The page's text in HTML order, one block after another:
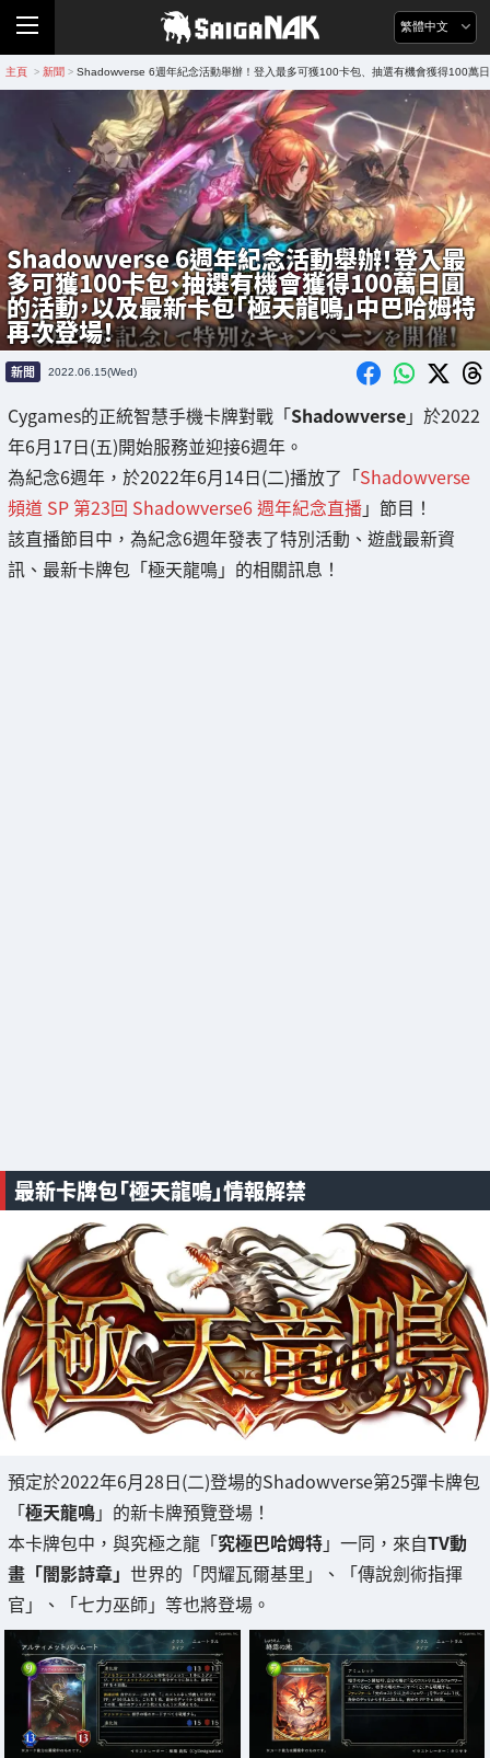
繁體中文
主頁 > 新聞 > Shadowverse 6週年紀念活動舉辦！登入最多可獲100卡包、抽選有機會獲得100萬
Shadowverse 6週年紀念活動舉辦！登入最
多可獲100卡包、抽選有機會獲得100萬日圓
的活動，以及最新卡包「極天龍鳴」中巴哈姆特
再次登場！
新聞 2022.06.15(Wed)
Cygames的正統智慧手機卡牌對戰「Shadowverse」於2022
年6月17日(五)開始服務並迎接6週年。
為紀念6週年，於2022年6月14日(二)播放了「Shadowverse
頻道 SP 第23回 Shadowverse6 週年紀念直播」節目！
該直播節目中，為紀念6週年發表了特別活動、遊戲最新資
訊、最新卡牌包「極天龍鳴」的相關訊息！
最新卡牌包「極天龍鳴」情報解禁
預定於2022年6月28日(二)登場的Shadowverse第25彈卡牌包
「極天龍鳴」的新卡牌預覽登場！
本卡牌包中，與究極之龍「究極巴哈姆特」一同，來自TV動
畫「闇影詩章」 世界的「閃耀瓦爾基里」、「傳說劍術指揮
官」、「七力巫師」等也將登場。